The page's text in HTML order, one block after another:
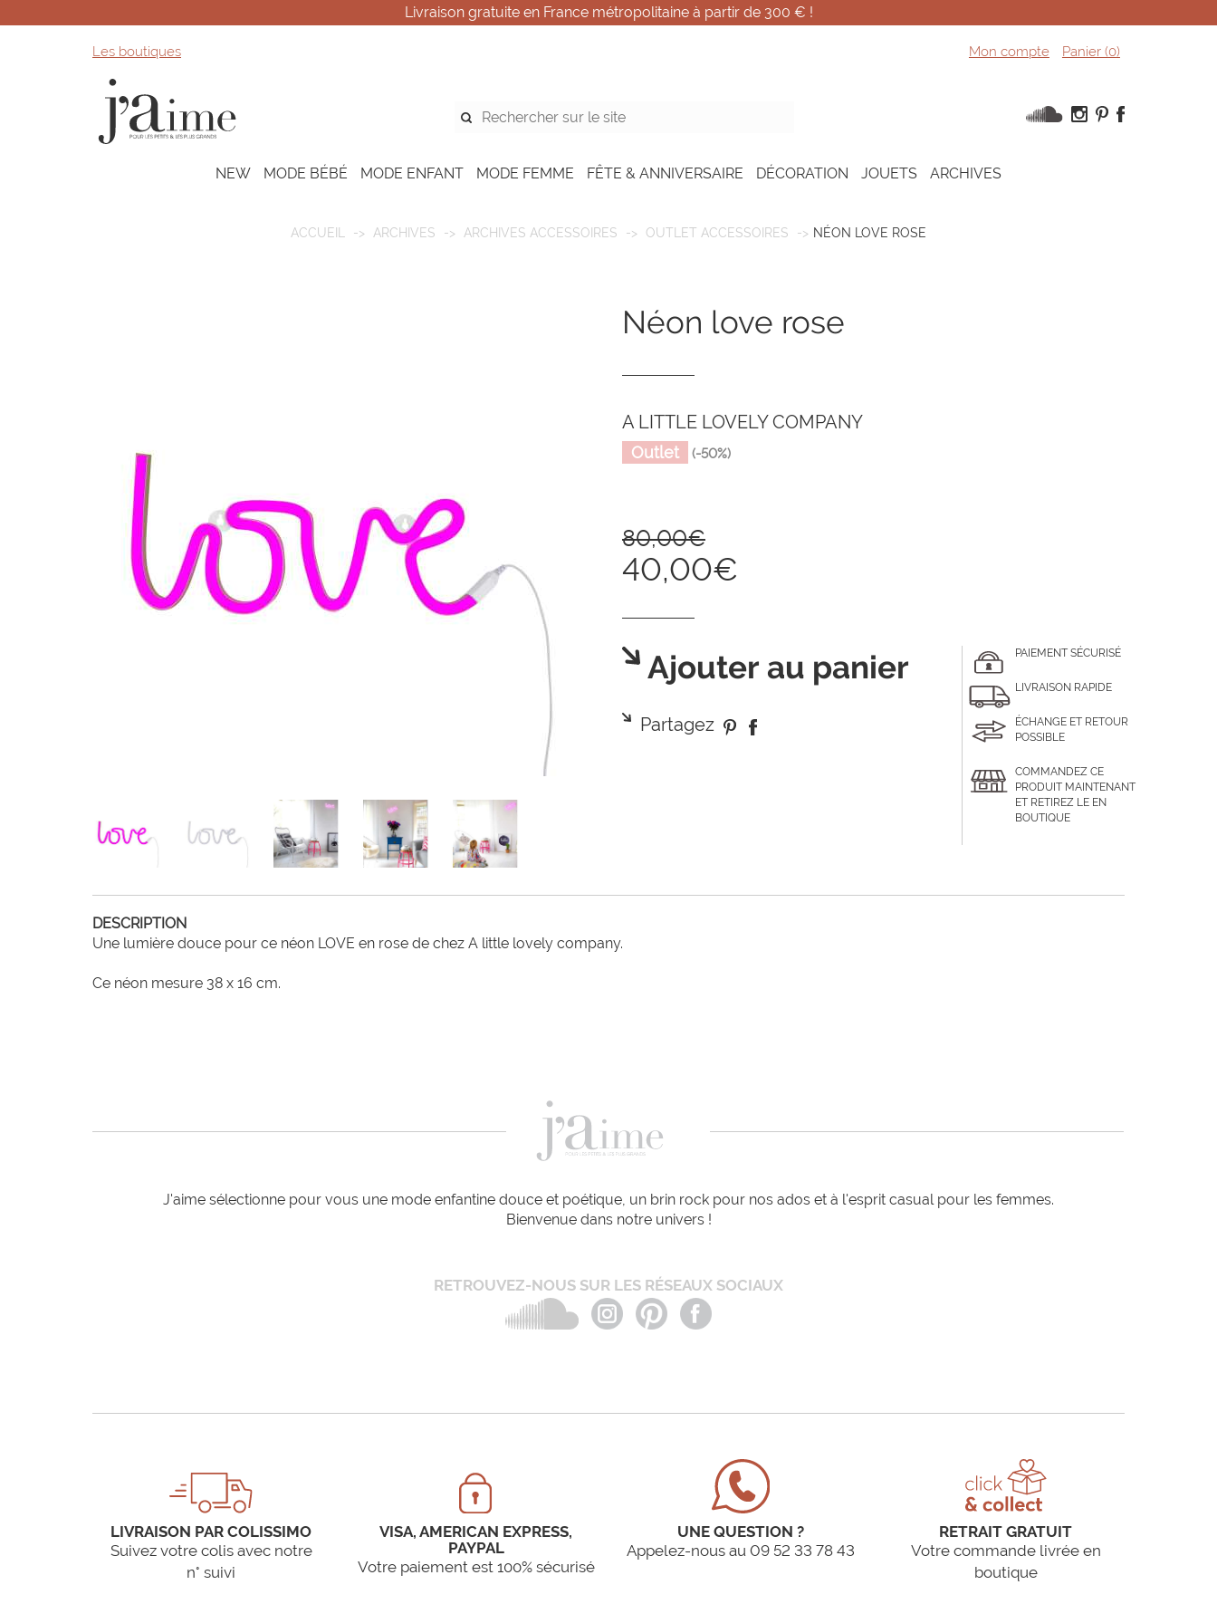
Livraison gratuite en France métropolitaine à partir de 300 € !
Les boutiques Mon compte Panier (0)
NEW MODE BÉBÉ MODE ENFANT MODE FEMME FÊTE & ANNIVERSAIRE DÉCORATION JOUETS ARCHIVES
ACCUEIL ARCHIVES ARCHIVES ACCESSOIRES OUTLET ACCESSOIRES NÉON LOVE ROSE
néon love rose
A LITTLE LOVELY COMPANY
Outlet (-50%)
80,00€
40,00€
Ajouter au panier
Partagez
PAIEMENT SÉCURISÉ
LIVRAISON RAPIDE
ÉCHANGE ET RETOUR
POSSIBLE
COMMANDEZ CE
PRODUIT MAINTENANT
ET RETIREZ LE EN
BOUTIQUE
DESCRIPTION
Une lumière douce pour ce néon LOVE en rose de chez A little lovely company.
Ce néon mesure 38 x 16 cm.
J'aime sélectionne pour vous une mode enfantine douce et poétique, un brin rock pour nos ados et à l'esprit casual pour les femmes.
Bienvenue dans notre univers !
RETROUVEZ-NOUS SUR LES RÉSEAUX SOCIAUX
LIVRAISON PAR COLISSIMO
Suivez votre colis avec notre
n° suivi
VISA, AMERICAN EXPRESS,
PAYPAL
Votre paiement est 100% sécurisé
UNE QUESTION ?
Appelez-nous au 09 52 33 78 43
RETRAIT GRATUIT
Votre commande livrée en
boutique